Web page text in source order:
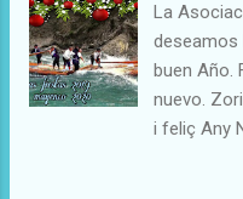
sobre es
C/Alta
pago de
que estan
La
deseamos
buen Año.
nuevo.
i feliç Any